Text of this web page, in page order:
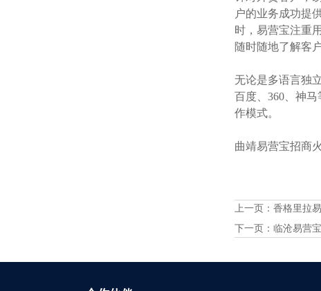
户的业务成功提
时，易营宝注重
随时随地了解客
无论是多语言独
百度、360、神
作模式。
曲靖易营宝招商
上一页： 香格里拉
下一页： 临沧易营